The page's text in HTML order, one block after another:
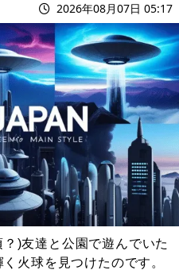
2026年08月07日 05:17
)友達と公園で遊んでいた
火球を見つけたのです。